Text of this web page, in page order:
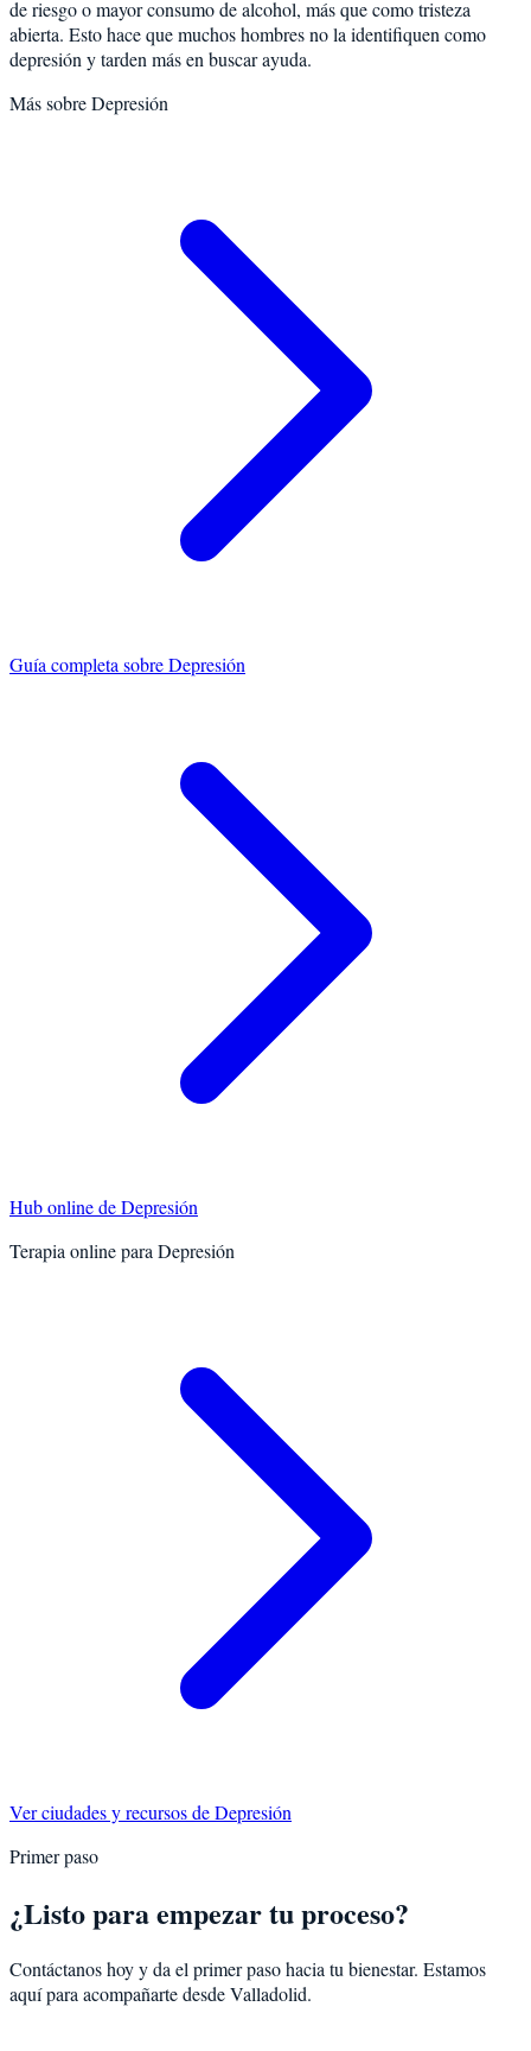
de riesgo o mayor consumo de alcohol, más que como tristeza
abierta. Esto hace que muchos hombres no la identifiquen como
depresión y tarden más en buscar ayuda.
Más sobreDepresión
Guía completa sobreDepresión
Hub online deDepresión
Terapia online para Depresión
Ver ciudades y recursos deDepresión
Primer paso
¿Listo para empezar tu proceso?
Contáctanos hoy y da el primer paso hacia tu bienestar. Estamos
aquí para acompañarte desdeValladolid.